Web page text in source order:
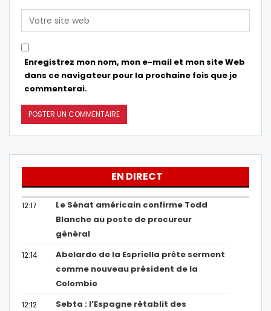
Enregistrez mon nom, mon e-mail et mon site Web
dans ce navigateur pour la prochaine fois que je
commenterai.
EN DIRECT
12:17
Le Sénat américain confirme Todd
Blanche au poste de procureur
général
12:14
Abelardo de la Espriella prête serment
comme nouveau président de la
Colombie
12:12
Sebta : l’Espagne rétablit des